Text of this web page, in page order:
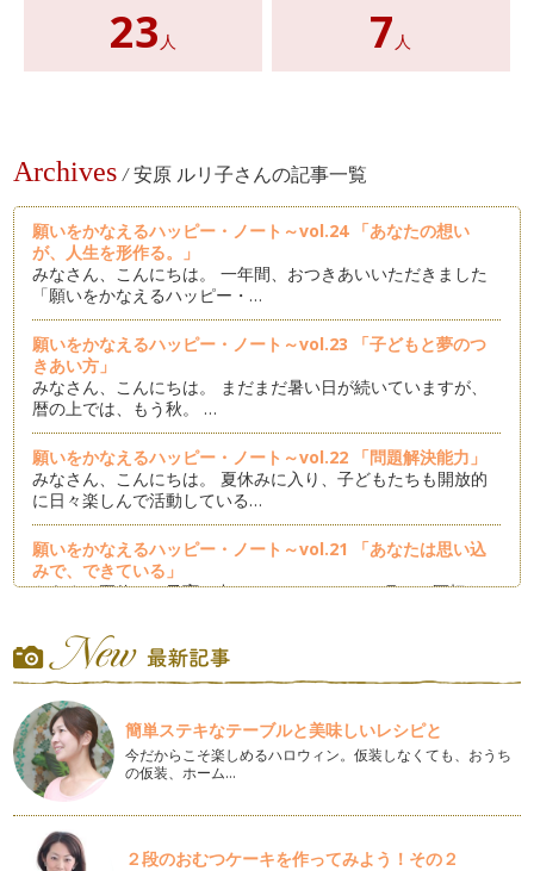
23 人 7 人
Archives / 安原 ルリ子さんの記事一覧
願いをかなえるハッピー・ノート～vol.24 「あなたの想い
が、人生を形作る。」
みなさん、こんにちは。 一年間、おつきあいいただきました
「願いをかなえるハッピー・…
願いをかなえるハッピー・ノート～vol.23 「子どもと夢のつ
きあい方」
みなさん、こんにちは。 まだまだ暑い日が続いていますが、
暦の上では、もう秋。 …
願いをかなえるハッピー・ノート～vol.22 「問題解決能力」
みなさん、こんにちは。 夏休みに入り、子どもたちも開放的
に日々楽しんで活動している…
願いをかなえるハッピー・ノート～vol.21 「あなたは思い込
みで、できている」
もうすぐ夏休み。子育て中のママにとって、７月は一区切りで
願いをかなえるハッピー・ノート～vol.20 「自分の感覚を大
切にする」
みなさん、こんにちは。 ハッピー・ノートのコラムも残すと
ころ、あと4回となりました…
願いをかなえるハッピー・ノート～vol.19 「○○がないからで
きない？・後編」
梅雨入りし、なんだかじめっとした気候がしばらく続きます
が、みなさまいかがお過ごしでしょうか…
簡単ステキなテーブルと美味しいレシピと
今だからこそ楽しめるハロウィン。仮装しなくても、おうち
の仮装、ホーム…
２段のおむつケーキを作ってみよう！その２